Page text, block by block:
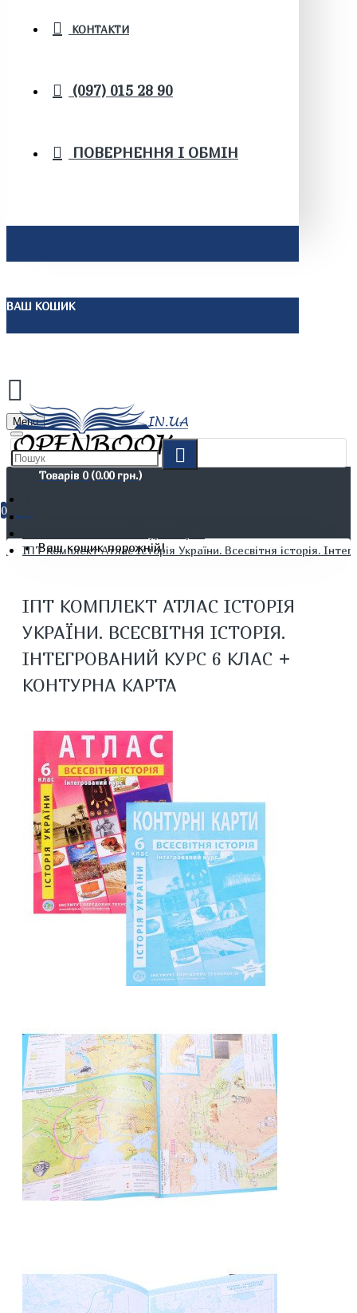
КОНТАКТИ
(097) 015 28 90
ПОВЕРНЕННЯ І ОБМІН
ВАШ КОШИК
Menu
Товарів 0 (0.00 грн.)
0
Ваш кошик порожній!
Дітям. Навчання та дозвілля
ІПТ Комплект Атлас Історія України. Всесвітня історія.
ІПТ КОМПЛЕКТ АТЛАС ІСТОРІЯ
УКРАЇНИ. ВСЕСВІТНЯ ІСТОРІЯ.
ІНТЕГРОВАНИЙ КУРС 6 КЛАС +
КОНТУРНА КАРТА